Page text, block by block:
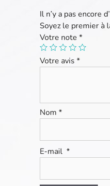
Il n’y a pas encore
Soyez le premier à
Votre note *
Votre avis *
Nom *
E-mail *